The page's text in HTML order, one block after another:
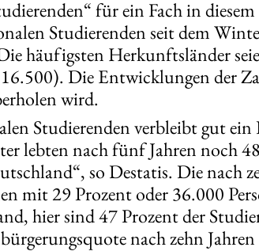
für ein Fach in
Studierenden seit dem
häufigsten Herkunftsländer
Die Entwicklungen der
wird.
Studierenden verbleibt gut
lebten nach fünf Jahren noch
so Destatis. Die nach
mit 29 Prozent oder 36.000
hier sind 47 Prozent der
nach zehn